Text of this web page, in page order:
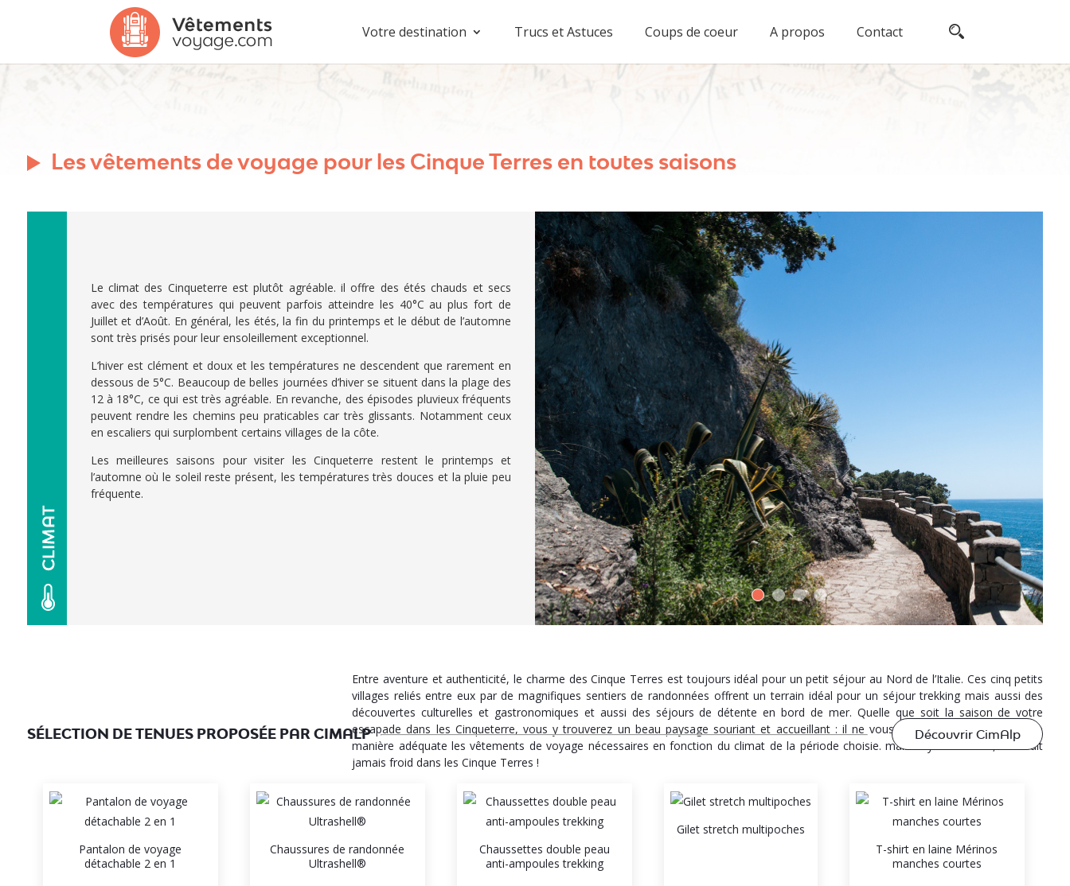
Votre destination Trucs et Astuces Coups de coeur A propos Contact
Les vêtements de voyage pour les Cinque Terres en toutes saisons​
Le climat des Cinqueterre est plutôt agréable. il offre des étés chauds et secs
avec des températures qui peuvent parfois atteindre les 40°C au plus fort de
Juillet et d’Août. En général, les étés, la fin du printemps et le début de l’automne
sont très prisés pour leur ensoleillement exceptionnel.
L’hiver est clément et doux et les températures ne descendent que rarement en
dessous de 5°C. Beaucoup de belles journées d’hiver se situent dans la plage des
12 à 18°C, ce qui est très agréable. En revanche, des épisodes pluvieux fréquents
peuvent rendre les chemins peu praticables car très glissants. Notamment ceux
en escaliers qui surplombent certains villages de la côte.
Les meilleures saisons pour visiter les Cinqueterre restent le printemps et
l’automne où le soleil reste présent, les températures très douces et la pluie peu
fréquente.
Entre aventure et authenticité, le charme des Cinque Terres est toujours idéal pour un petit séjour au Nord de l’Italie. Ces cinq petits
villages reliés entre eux par de magnifiques sentiers de randonnées offrent un terrain idéal pour un séjour trekking mais aussi des
découvertes culturelles et gastronomiques et aussi des séjours de détente en bord de mer. Quelle que soit la saison de votre
escapade dans les Cinqueterre, vous y trouverez un beau paysage souriant et accueillant : il ne vous reste plus qu’à préparer de
manière adéquate les vêtements de voyage nécessaires en fonction du climat de la période choisie. mais soyez rassurés, il ne fait
jamais froid dans les Cinque Terres !
SÉLECTION DE TENUES PROPOSÉE PAR CIMALP Découvrir CimAlp
Pantalon de voyage
détachable 2 en 1
Chaussures de randonnée
Ultrashell®
Chaussettes double peau
anti-ampoules trekking
Gilet stretch multipoches
T-shirt en laine Mérinos
manches courtes